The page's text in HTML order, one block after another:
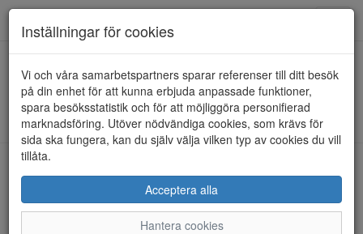
HEM RIEKER
Kunde inte hitta några artiklar...
LEVERANS INOM 4 DAGAR INOM SVERIGE
Inställningar för cookies
Vi och våra samarbetspartners sparar referenser till ditt besök
på din enhet för att kunna erbjuda anpassade funktioner,
spara besöksstatistik och för att möjliggöra personifierad
marknadsföring. Utöver nödvändiga cookies, som krävs för
sida ska fungera, kan du själv välja vilken typ av cookies du vill
tillåta.
Acceptera alla
Hantera cookies